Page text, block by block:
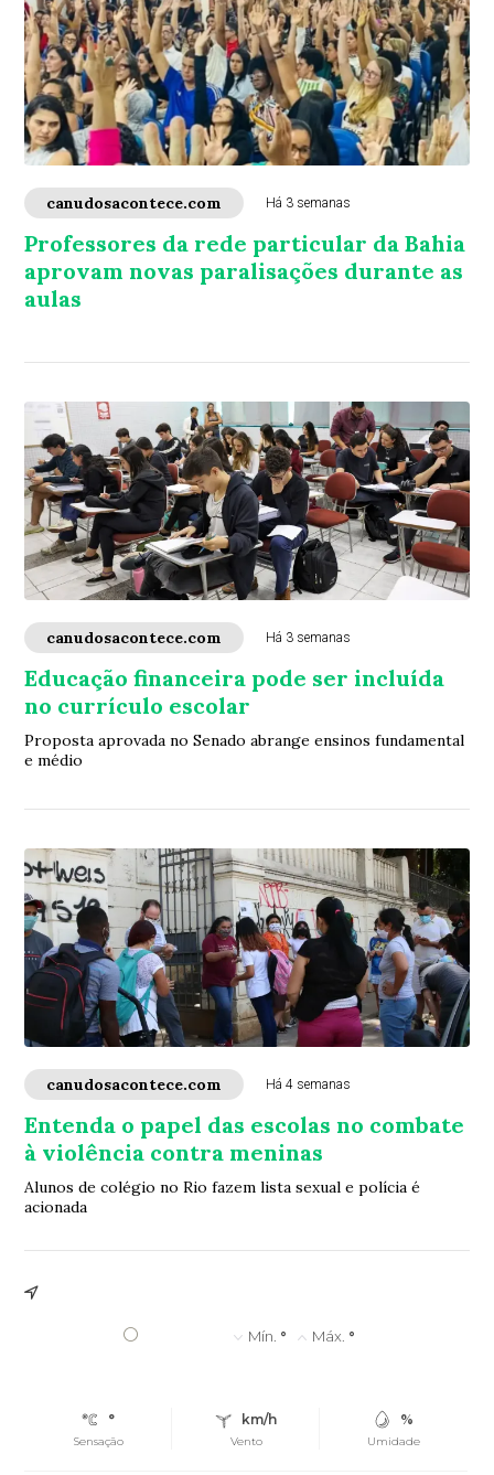
canudosacontece.com Há 3 semanas
Professores da rede particular da Bahia
aprovam novas paralisações durante as
aulas
canudosacontece.com Há 3 semanas
Educação financeira pode ser incluída
no currículo escolar
Proposta aprovada no Senado abrange ensinos fundamental
e médio
canudosacontece.com Há 4 semanas
Entenda o papel das escolas no combate
à violência contra meninas
Alunos de colégio no Rio fazem lista sexual e polícia é
acionada
° Mín. ° Máx. °
°
Sensação
km/h
Vento
%
Umidade